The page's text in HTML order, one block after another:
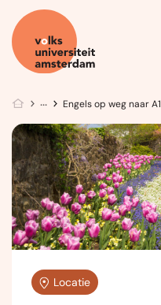
Engels op weg naar A1
Locatie